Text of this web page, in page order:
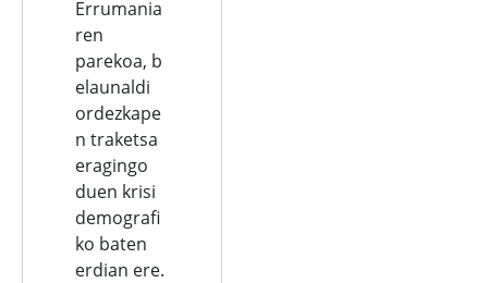
Errumania
ren
parekoa, b
elaunaldi
ordezkape
n traketsa
eragingo
duen krisi
demografi
ko baten
erdian ere.